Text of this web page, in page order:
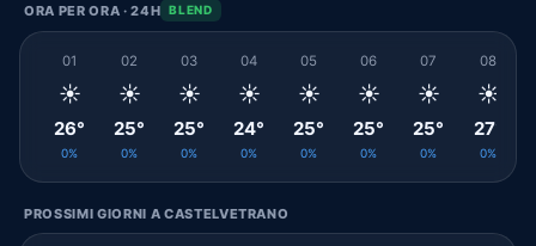
ORA PER ORA · 24H BLEND
01
☀️
26°
0%
02
☀️
25°
0%
03
☀️
25°
0%
04
☀️
24°
0%
05
☀️
25°
0%
06
☀️
25°
0%
07
☀️
25°
0%
08
☀️
27°
0%
PROSSIMI GIORNI A CASTELVETRANO